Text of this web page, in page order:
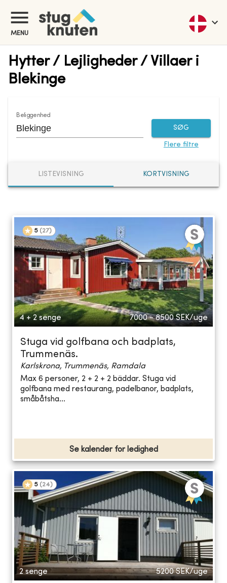
MENU
Hytter / Lejligheder / Villaer i
Blekinge
Beliggenhed
SØG
Flere filtre
LISTEVISNING KORTVISNING
5 (27)
4 + 2 senge 7000 - 8500 SEK/uge
Stuga vid golfbana och badplats,
Trummenäs.
Karlskrona, Trummenäs, Ramdala
Max 6 personer, 2 + 2 + 2 bäddar. Stuga vid
golfbana med restaurang, padelbanor, badplats,
småbåtsha...
Se kalender for ledighed
5 (24)
2 senge 5200 SEK/uge